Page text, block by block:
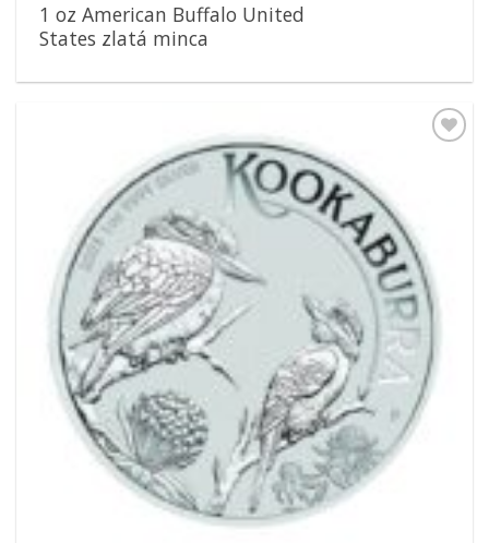
1 oz American Buffalo United
States zlatá minca